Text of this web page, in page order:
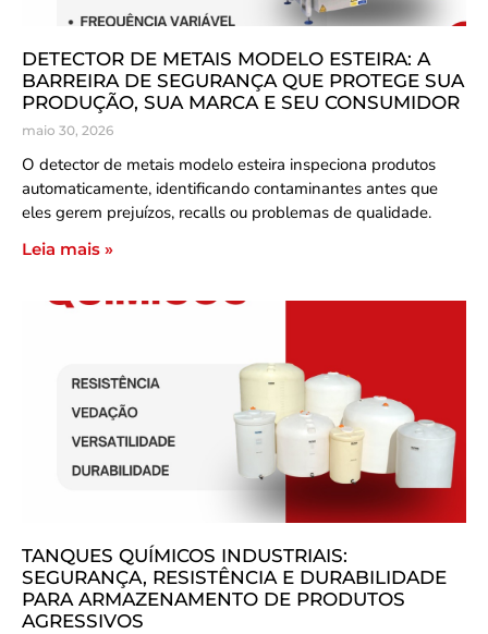
DETECTOR DE METAIS MODELO ESTEIRA: A
BARREIRA DE SEGURANÇA QUE PROTEGE SUA
PRODUÇÃO, SUA MARCA E SEU CONSUMIDOR
maio 30, 2026
O detector de metais modelo esteira inspeciona produtos
automaticamente, identificando contaminantes antes que
eles gerem prejuízos, recalls ou problemas de qualidade.
Leia mais »
TANQUES QUÍMICOS INDUSTRIAIS:
SEGURANÇA, RESISTÊNCIA E DURABILIDADE
PARA ARMAZENAMENTO DE PRODUTOS
AGRESSIVOS